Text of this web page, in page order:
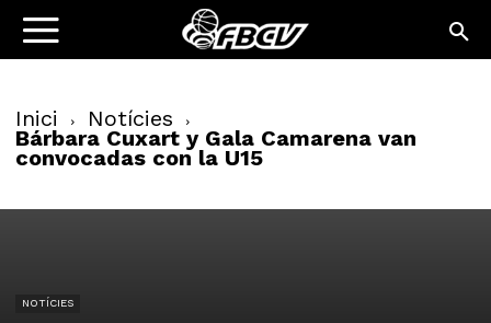
Inici Notícies
Bárbara Cuxart y Gala Camarena van
convocadas con la U15
NOTÍCIES